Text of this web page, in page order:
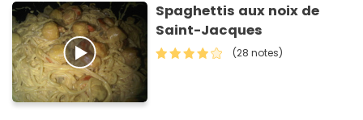
Spaghettis aux noix de
Saint-Jacques
(28 notes)